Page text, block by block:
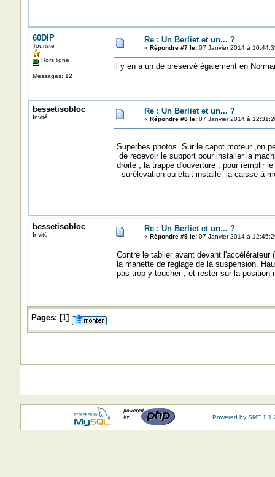
60DIP
Touriste
Hors ligne
Messages: 12
Re : Un Berliet et un... ?
« Répondre #7 le:07 Janvier 2014 à
il y en a un de préservé également en
bessetisobloc
Invité
Re : Un Berliet et un... ?
« Répondre #8 le:07 Janvier 2014 à
Superbes photos. Sur le capot moteur ,on
de recevoir le support pour installer la
droite , la trappe d'ouverture , pour remplir
surélévation ou était installé la caisse à
bessetisobloc
Invité
Re : Un Berliet et un... ?
« Répondre #9 le:07 Janvier 2014 à
Contre le tablier avant devant
la manette de réglage de la suspension.
pas trop y toucher , et rester sur la position
Pages: [1]
Powered by SMF